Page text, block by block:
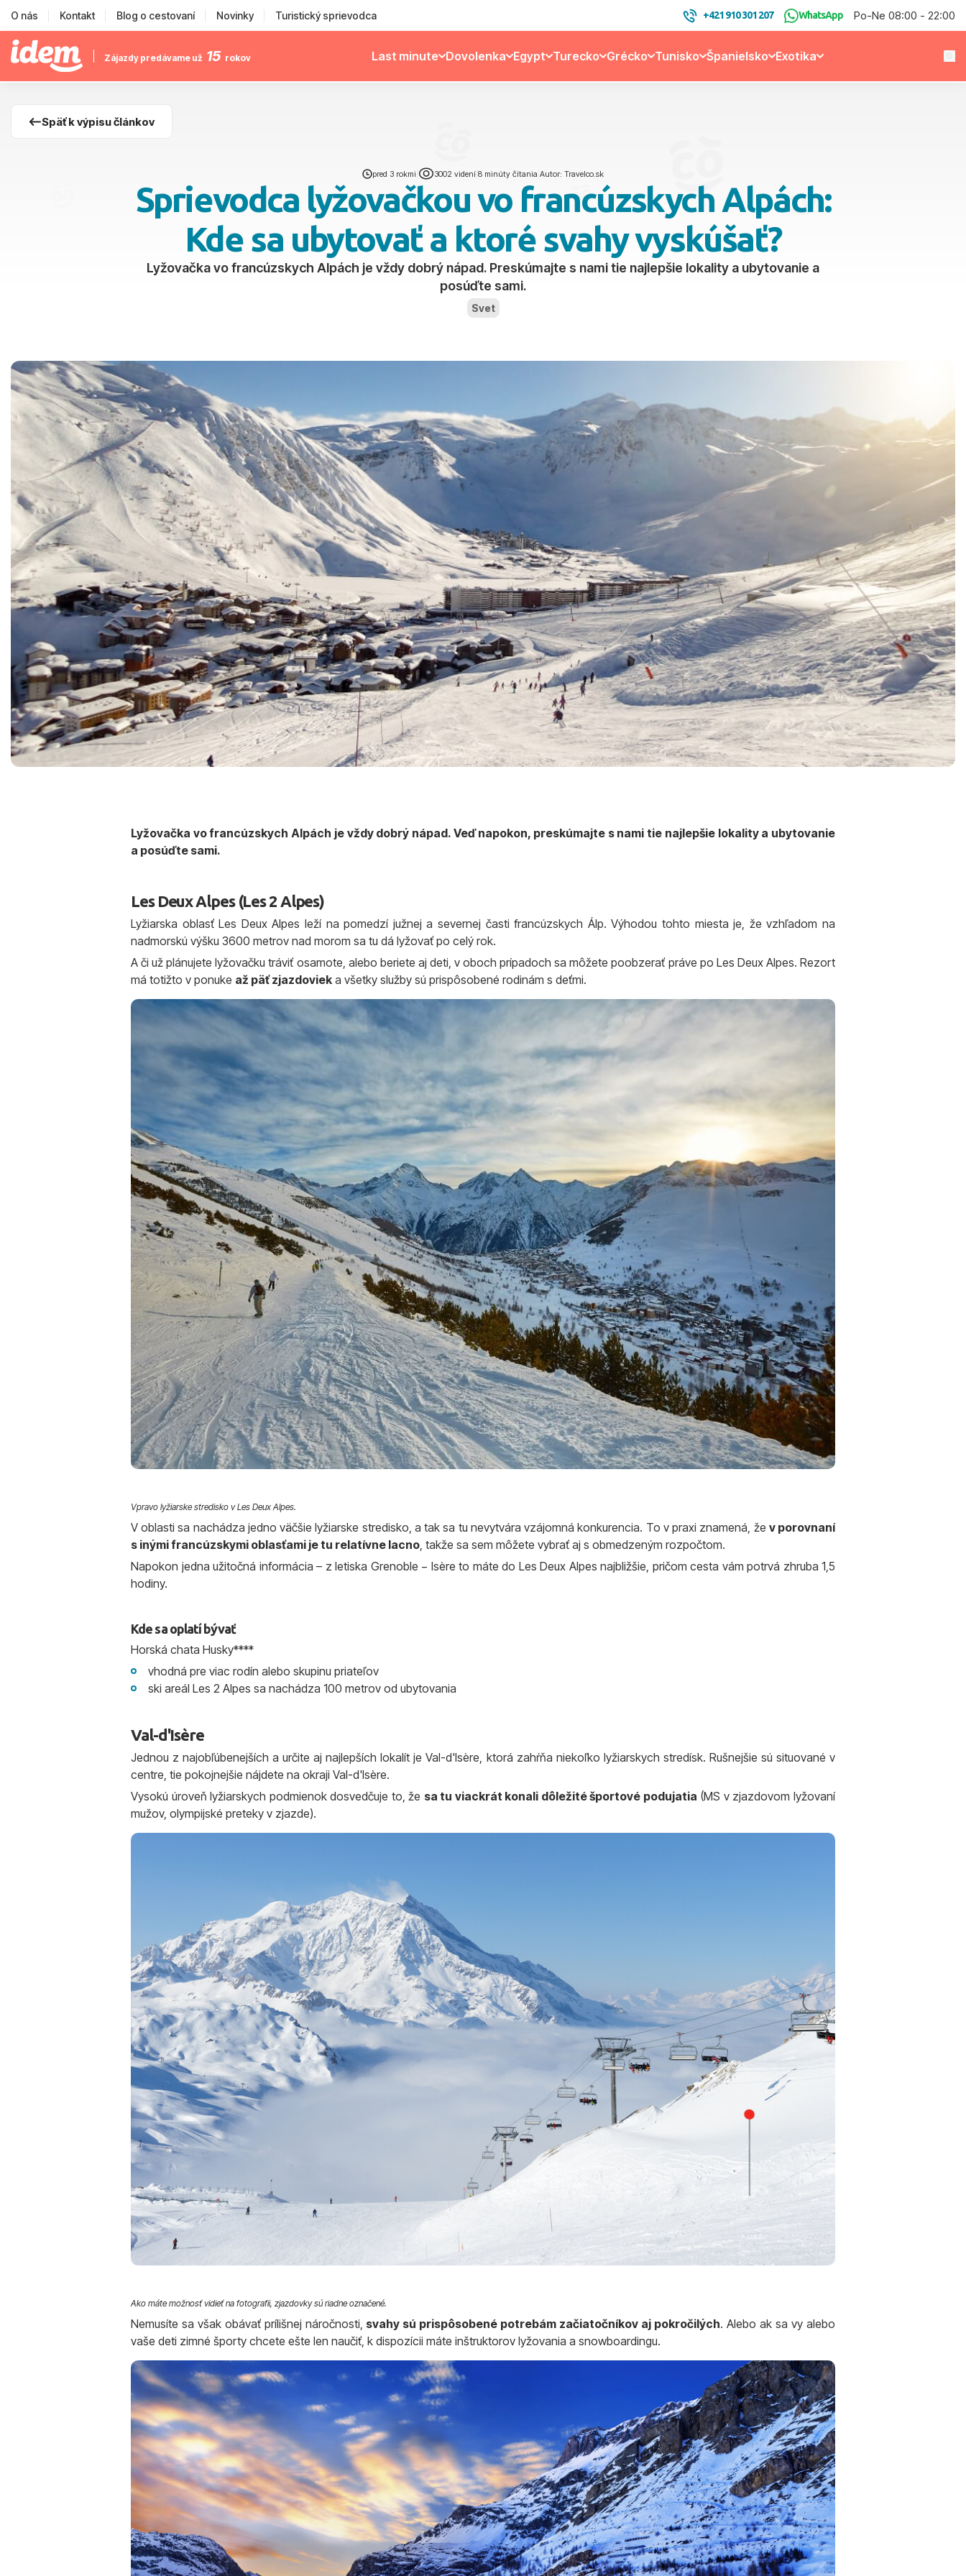
O nás Kontakt Blog o cestovaní Novinky Turistický sprievodca +421 910 301 207 WhatsApp Po-Ne 08:00 - 22:00
Zájazdy predávame už 15 rokov Last minute Dovolenka Egypt Turecko Grécko Tunisko Španielsko Exotika
Späť k výpisu článkov
pred 3 rokmi 3002 videní 8 minúty čítania Autor: Travelco.sk
Sprievodca lyžovačkou vo francúzskych Alpách:
Kde sa ubytovať a ktoré svahy vyskúšať?
Lyžovačka vo francúzskych Alpách je vždy dobrý nápad. Preskúmajte s nami tie najlepšie lokality a ubytovanie a
posúďte sami.
Svet
Lyžovačka vo francúzskych Alpách je vždy dobrý nápad. Veď napokon, preskúmajte s nami tie najlepšie lokality a ubytovanie
a posúďte sami.
Les Deux Alpes (Les 2 Alpes)
Lyžiarska oblasť Les Deux Alpes leží na pomedzí južnej a severnej časti francúzskych Álp. Výhodou tohto miesta je, že vzhľadom na
nadmorskú výšku 3600 metrov nad morom sa tu dá lyžovať po celý rok.
A či už plánujete lyžovačku tráviť osamote, alebo beriete aj deti, v oboch prípadoch sa môžete poobzerať práve po Les Deux Alpes. Rezort
má totižto v ponuke až päť zjazdoviek a všetky služby sú prispôsobené rodinám s deťmi.
Vpravo lyžiarske stredisko v Les Deux Alpes.
V oblasti sa nachádza jedno väčšie lyžiarske stredisko, a tak sa tu nevytvára vzájomná konkurencia. To v praxi znamená, že v porovnaní
s inými francúzskymi oblasťami je tu relatívne lacno , takže sa sem môžete vybrať aj s obmedzeným rozpočtom.
Napokon jedna užitočná informácia – z letiska Grenoble − Isère to máte do Les Deux Alpes najbližšie, pričom cesta vám potrvá zhruba 1,5
hodiny.
Kde sa oplatí bývať
Horská chata Husky****
vhodná pre viac rodín alebo skupinu priateľov
ski areál Les 2 Alpes sa nachádza 100 metrov od ubytovania
Val-d'Isère
Jednou z najobľúbenejších a určite aj najlepších lokalít je Val-d'Isère, ktorá zahŕňa niekoľko lyžiarskych stredísk. Rušnejšie sú situované v
centre, tie pokojnejšie nájdete na okraji Val-d'Isère.
Vysokú úroveň lyžiarskych podmienok dosvedčuje to, že sa tu viackrát konali dôležité športové podujatia (MS v zjazdovom lyžovaní
mužov, olympijské preteky v zjazde).
Ako máte možnosť vidieť na fotografii, zjazdovky sú riadne označené.
Nemusíte sa však obávať prílišnej náročnosti, svahy sú prispôsobené potrebám začiatočníkov aj pokročilých. Alebo ak sa vy alebo
vaše deti zimné športy chcete ešte len naučiť, k dispozícii máte inštruktorov lyžovania a snowboardingu.